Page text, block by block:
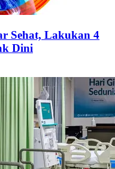
Sehat, Lakukan 4
Dini